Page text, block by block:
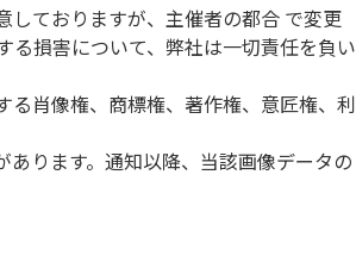
しておりますが、主催者の都合 で変更
る損害について、弊社は一切責任を負い
肖像権、商標権、著作権、意匠権、利
ります。通知以降、当該画像データの